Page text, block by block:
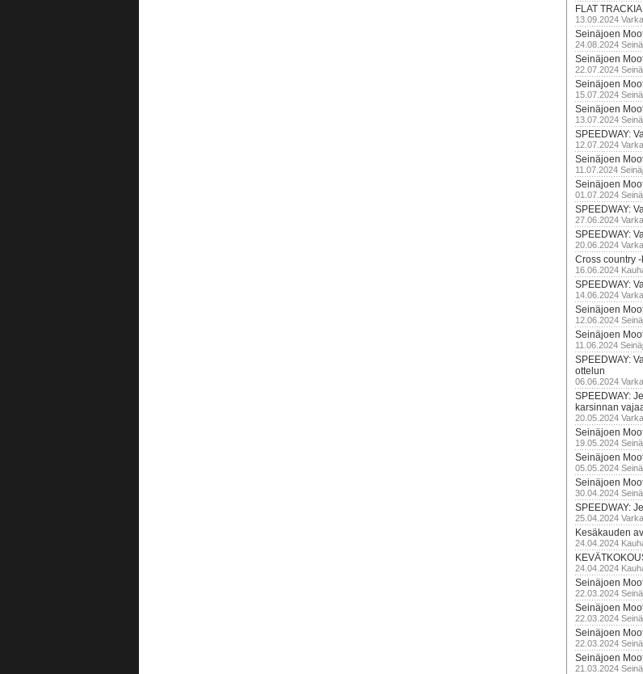
FLAT
13.09.2024
Seinäjoen
24.08.2024
Seinäjoen
22.07.2024
Seinäjoen
15.07.2024
Seinäjoen
13.07.2024
SPEEDWAY:
12.07.2024
Seinäjoen
11.07.2024
Seinäjoen
01.07.2024
SPEEDWAY:
27.06.2024
SPEEDWAY:
20.06.2024
Cross country
16.06.2024
SPEEDWAY:
14.06.2024
Seinäjoen
12.06.2024
Seinäjoen
11.06.2024
SPEEDWAY:
ottelun
06.06.2024
SPEEDWAY:
karsinnan
20.05.2024
Seinäjoen
19.05.2024
Seinäjoen
05.05.2024
Seinäjoen
30.04.2024
SPEEDWAY:
25.04.2024
Kesäkauden
24.04.2024
24.04.2024
Seinäjoen
22.03.2024
Seinäjoen
22.03.2024
Seinäjoen
22.03.2024
Seinäjoen
21.03.2024